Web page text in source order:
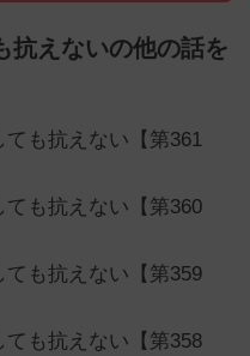
抗えないの他の話を
も抗えない【第361
も抗えない【第360
も抗えない【第359
も抗えない【第358